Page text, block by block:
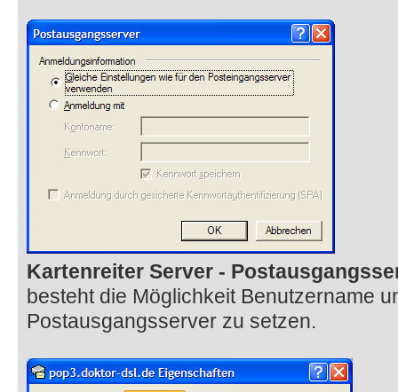
Kartenreiter Server -
besteht die Möglichkeit Benutzername
Postausgangsserver zu setzen.